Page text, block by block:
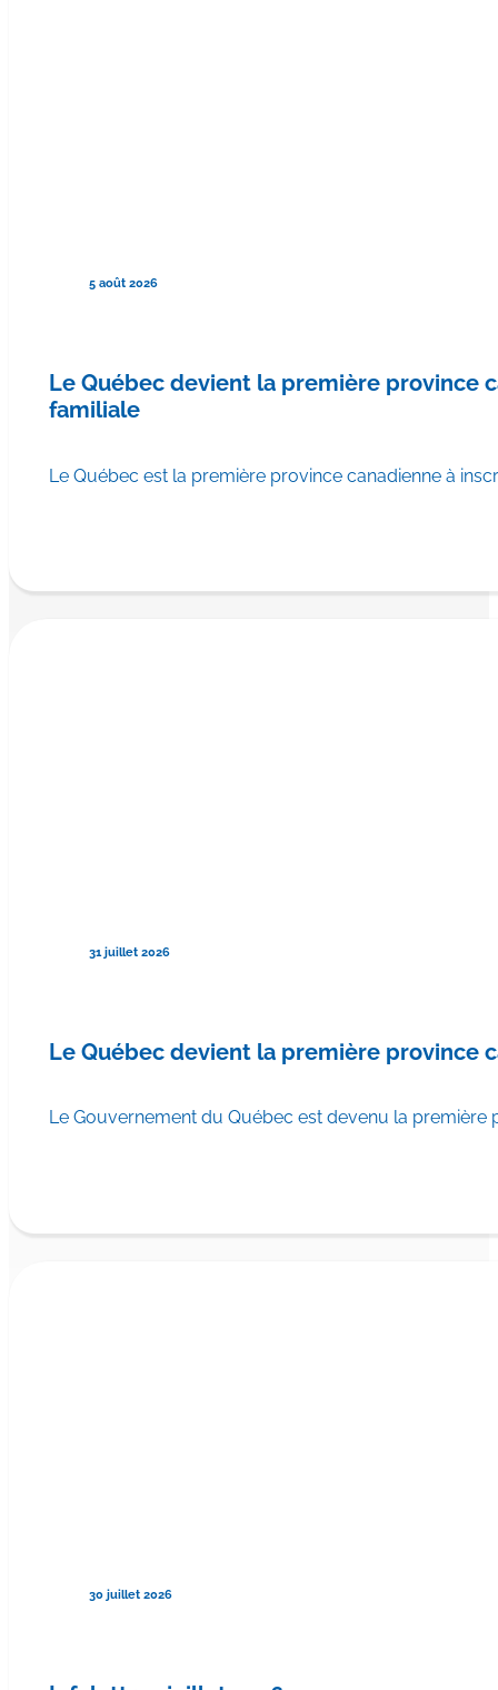
5 août 2026
Le Québec devient la première province
familiale
Le Québec est la première province canadienne à
31 juillet 2026
Le Québec devient la première province
Le Gouvernement du Québec est devenu la première
30 juillet 2026